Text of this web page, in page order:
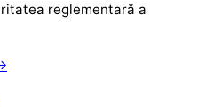
reglementară a